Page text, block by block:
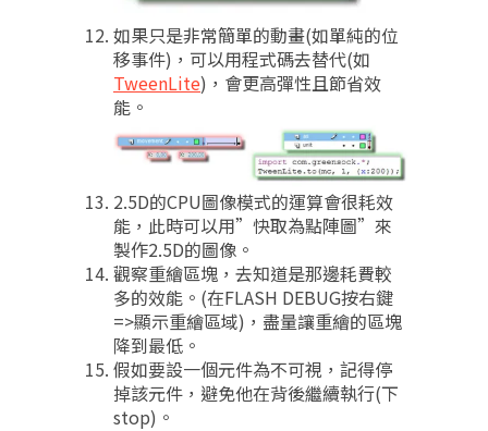
如果只是非常簡單的動畫(如單純的位
移事件)，可以用程式碼去替代(如
TweenLite)，會更高彈性且節省效
能。
2.5D的CPU圖像模式的運算會很耗效
能，此時可以用”快取為點陣圖”來
製作2.5D的圖像。
觀察重繪區塊，去知道是那邊耗費較
多的效能。(在FLASH DEBUG按右鍵
=>顯示重繪區域)，盡量讓重繪的區塊
降到最低。
假如要設一個元件為不可視，記得停
掉該元件，避免他在背後繼續執行(下
stop)。